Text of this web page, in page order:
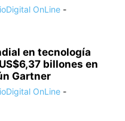
OnLine -
en tecnología
billones en
Gartner
OnLine -